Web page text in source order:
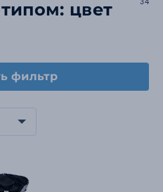
цвет
фильтр